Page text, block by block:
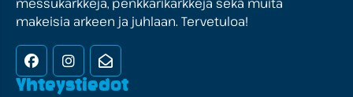
makeisia arkeen ja juhlaan. Tervetuloa!
FacebookInstagramUutiskirje
Yhteystiedot